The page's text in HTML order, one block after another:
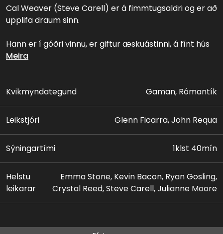
Cal Weaver (Steve Carell) er á fimmtugsaldri og er að
upplifa draum sinn.
Hann er í góðri vinnu, er giftur æskuástinni, á fínt hús
og myndarleg börn.
(Julianne Mooore), hafi haldið framhjá honum og vilji
skilnað hrinur líf hans til grunna. Það sem verra er, Cal
hefur ekki farið á stefnumót í háa herrans tíð og þykir
frekar hallærislegur.
En kvöld eitt þegar Cal hangir einn á hverfispöbbnum
kynnist hann Jacob Palmer (Ryan Gosling). Sá er
glaumgosi á fertugsaldri og Cal gerist skjólstæðingur
hans.
Meira
Kvikmyndategund Gaman, Rómantík
Leikstjóri Glenn Ficarra, John Requa
Sýningartími 1klst 40mín
Helstu
leikarar
Emma Stone, Kevin Bacon, Ryan Gosling,
Crystal Reed, Steve Carell, Julianne Moore